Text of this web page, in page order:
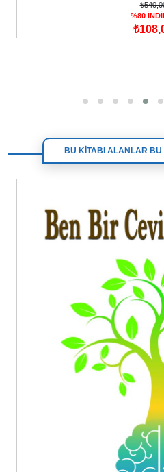
%80
BU KİTABI ALANLAR BU